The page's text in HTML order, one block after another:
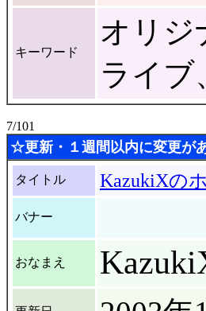
キーワード
オリジ
ライブ
7/101
☆更新・１週間以内に変更が
タイトル KazukiXの
バナー
おなまえ